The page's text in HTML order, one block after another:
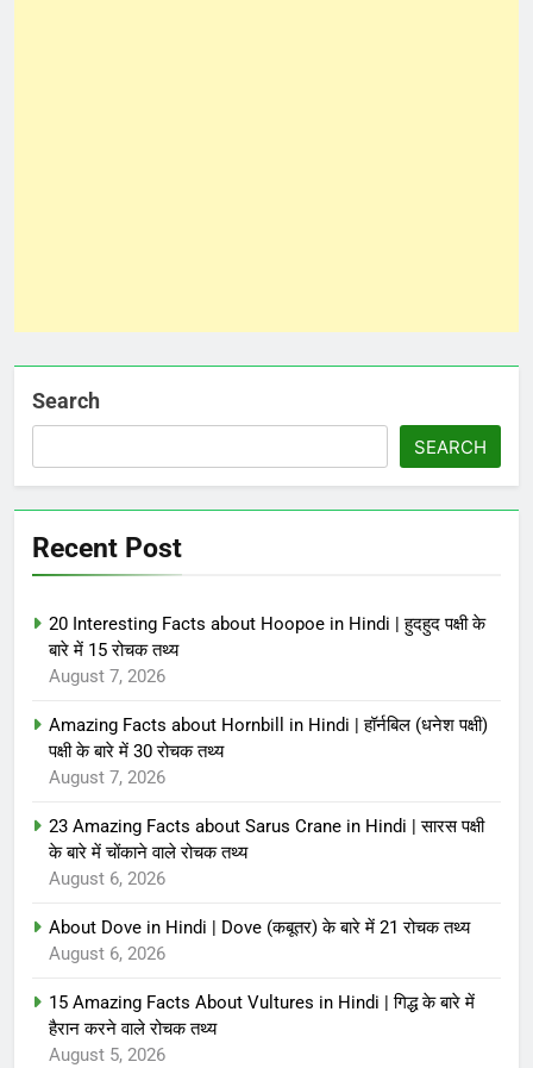
Search
SEARCH
Recent Post
20 Interesting Facts about Hoopoe in Hindi | हुदहुद पक्षी के
बारे में 15 रोचक तथ्य
August 7, 2026
Amazing Facts about Hornbill in Hindi | हॉर्नबिल (धनेश पक्षी)
पक्षी के बारे में 30 रोचक तथ्य
August 7, 2026
23 Amazing Facts about Sarus Crane in Hindi | सारस पक्षी
के बारे में चोंकाने वाले रोचक तथ्य
August 6, 2026
About Dove in Hindi | Dove (कबूतर) के बारे में 21 रोचक तथ्य
August 6, 2026
15 Amazing Facts About Vultures in Hindi | गिद्ध के बारे में
हैरान करने वाले रोचक तथ्य
August 5, 2026